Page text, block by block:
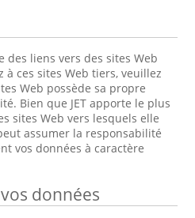
liens vers des sites Web
à ces sites Web tiers, veuillez
Web possède sa propre
Bien que JET apporte le plus
sites Web vers lesquels elle
assumer la responsabilité
vos données à caractère
données